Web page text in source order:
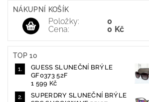
RÁMY S KLIPSY NA SLUNEČNÍ BRÝLE
OBCHODNÍ PODMÍNKY KONTAKTY
NÁKUPNÍ KOŠÍK
Položky:
Cena:
0
0 Kč
TOP 10
GUESS SLUNEČNÍ BRÝLE
GF0373 52F
1 599 Kč
SUPERDRY SLUNEČNÍ BRÝLE